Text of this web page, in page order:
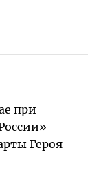
при
Героя